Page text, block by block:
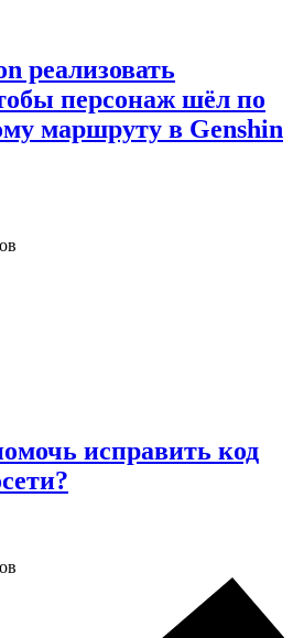
реализовать
персонаж шёл по
маршруту в Genshin
исправить код